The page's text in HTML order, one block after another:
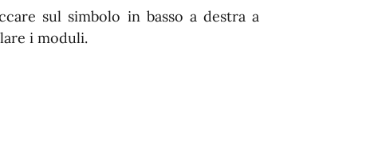
sul simbolo in basso a destra a
i moduli.